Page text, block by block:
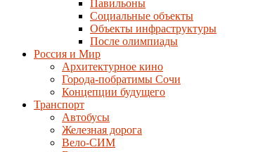
Павильоны
Социальные объекты
Объекты инфраструктуры
После олимпиады
Россия и Мир
Архитектурное кино
Города-побратимы Сочи
Концепции будущего
Транспорт
Автобусы
Железная дорога
Вело-СИМ